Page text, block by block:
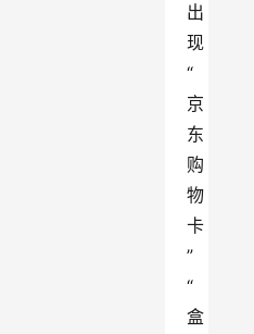
出
现
“
京
东
购
物
卡
”
“
盒